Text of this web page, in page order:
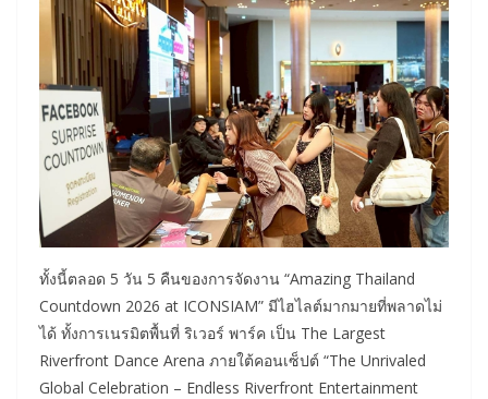
ทั้งนี้ตลอด 5 วัน 5 คืนของการจัดงาน “Amazing Thailand
Countdown 2026 at ICONSIAM” มีไฮไลต์มากมายที่พลาดไม่
ได้ ทั้งการเนรมิตพื้นที่ ริเวอร์ พาร์ค เป็น The Largest
Riverfront Dance Arena ภายใต้คอนเซ็ปต์ “The Unrivaled
Global Celebration – Endless Riverfront Entertainment